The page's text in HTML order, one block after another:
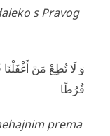
s Pravog
وَ لَا تُطِعْ مَنْ
فُرُطًا
prema